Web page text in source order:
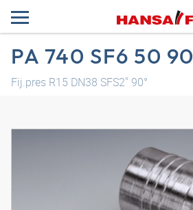
PA 740 SF6 50 90
Fij.pres R15 DN38 SFS2" 90°